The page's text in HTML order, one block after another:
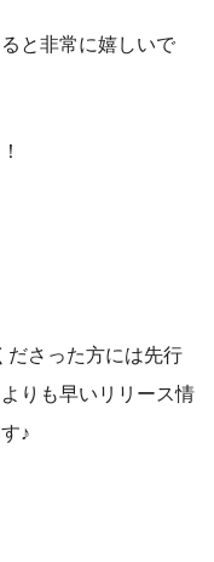
と非常に嬉しいで
さった方には先行
りも早いリリース情
♪